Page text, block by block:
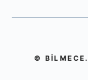
©